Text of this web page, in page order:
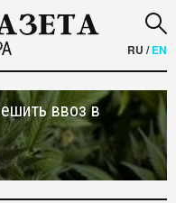
RU /EN
ввоз в